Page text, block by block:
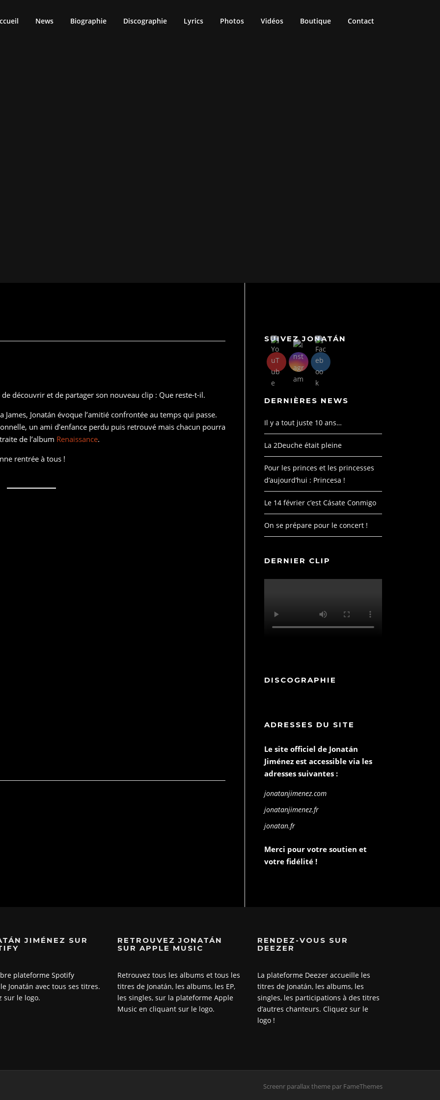
News Biographie Discographie Lyrics Photos Vidéos Boutique Contact
de découvrir et de partager son nouveau clip : Que reste-t-il.
Jonatán évoque l’amitié confrontée au temps qui passe.
un ami d’enfance perdu puis retrouvé mais chacun pourra
de l’album Renaissance.
rentrée à tous !
SUIVEZ JONATÁN
DERNIÈRES NEWS
Il y a tout juste 10 ans…
La 2Deuche était pleine
Pour les princes et les princesses
d’aujourd’hui : Princesa !
Le 14 février c’est Cásate Conmigo
On se prépare pour le concert !
DERNIER CLIP
DISCOGRAPHIE
ADRESSES DU SITE
Le site officiel de Jonatán
Jiménez est accessible via les
adresses suivantes :
jonatanjimenez.com
jonatanjimenez.fr
jonatan.fr
Merci pour votre soutien et
votre fidélité !
JIMÉNEZ SUR
plateforme Spotify
Jonatán avec tous ses titres.
sur le logo.
RETROUVEZ JONATÁN
SUR APPLE MUSIC
Retrouvez tous les albums et tous les
titres de Jonatán, les albums, les EP,
les singles, sur la plateforme Apple
Music en cliquant sur le logo.
RENDEZ-VOUS SUR
DEEZER
La plateforme Deezer accueille les
titres de Jonatán, les albums, les
singles, les participations à des titres
d’autres chanteurs. Cliquez sur le
logo !
Screenr parallax theme par FameThemes